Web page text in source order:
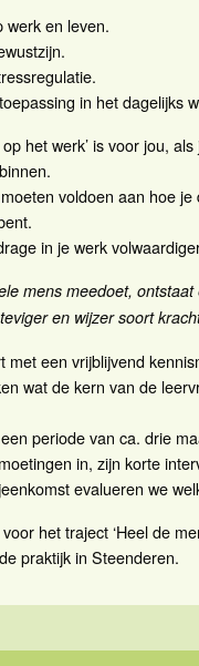
werk en leven.
in het dagelijks
op het werk’ is voor jou,
voldoen aan hoe
in je werk
mens meedoet,
en wijzer soort
met een vrijblijvend
wat de kern van de
periode van ca. drie
in, zijn korte
evalueren we
het traject ‘Heel de
praktijk in Steenderen.